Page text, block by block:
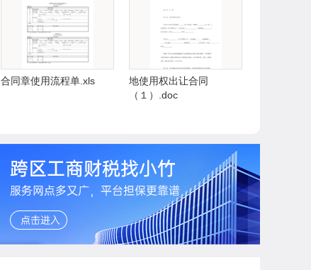
合同章使用流程单.xls
地使用权出让合同
（１）.doc